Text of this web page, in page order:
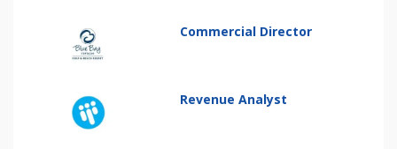
Commercial Director
Revenue Analyst